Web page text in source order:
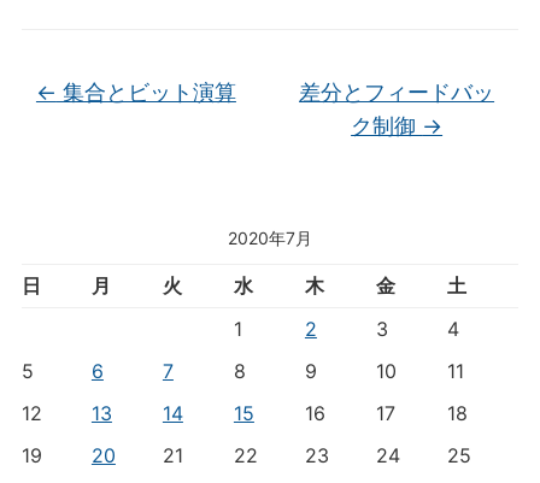
2020年7月
日 月 火 水 木 金
土
1
2 3
4
5
6 7 8 9 10
11
12
13 14 15 16 17
18
19
20 21 22 23 24
25
← 集合とビット演算
差分とフィードバッ
ク制御 →